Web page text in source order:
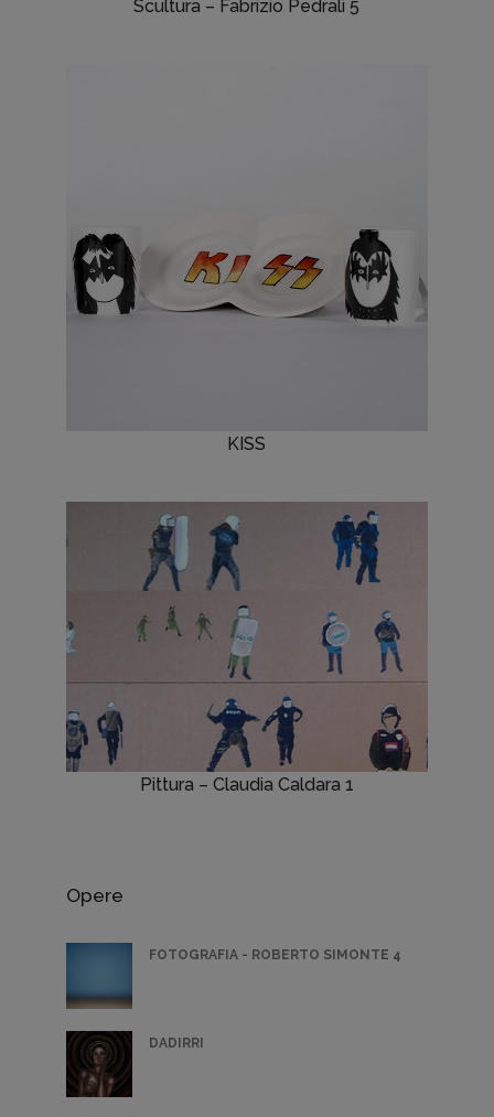
Scultura – Fabrizio Pedrali 5
KISS
Pittura – Claudia Caldara 1
Opere
FOTOGRAFIA - ROBERTO SIMONTE 4
DADIRRI